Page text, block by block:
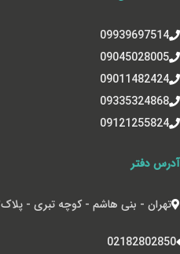
09939697514
09045028005
09011482424
09335324868
09121255824
آدرس دفتر
تهران - بنی هاشم - کوچه تبری - پلاک‌۲
02182802850